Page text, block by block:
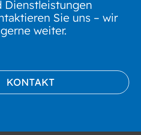
Dienstleistungen
Sie uns – wir
weiter.
KONTAKT